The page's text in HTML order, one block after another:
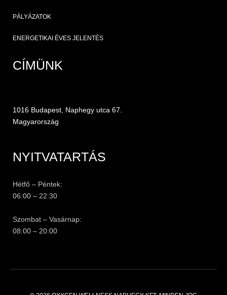
PÁLYÁZATOK
ENERGETIKAI ÉVES JELENTÉS
CÍMÜNK
1016 Budapest, Naphegy utca 67.
Magyarország
NYITVATARTÁS
Hétfő – Péntek:
06:00 – 22:30
Szombat – Vasárnap:
08:00 – 20:00